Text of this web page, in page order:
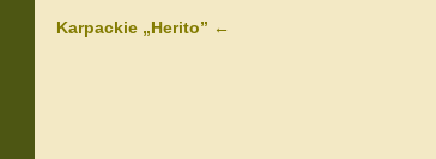
Karpackie „Herito” ←